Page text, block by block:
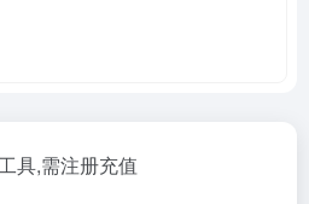
具,需注册充值